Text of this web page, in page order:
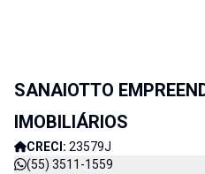
SANAIOTTO
IMOBILIÁRIOS
CRECI: 23579J
(55) 3511-1559